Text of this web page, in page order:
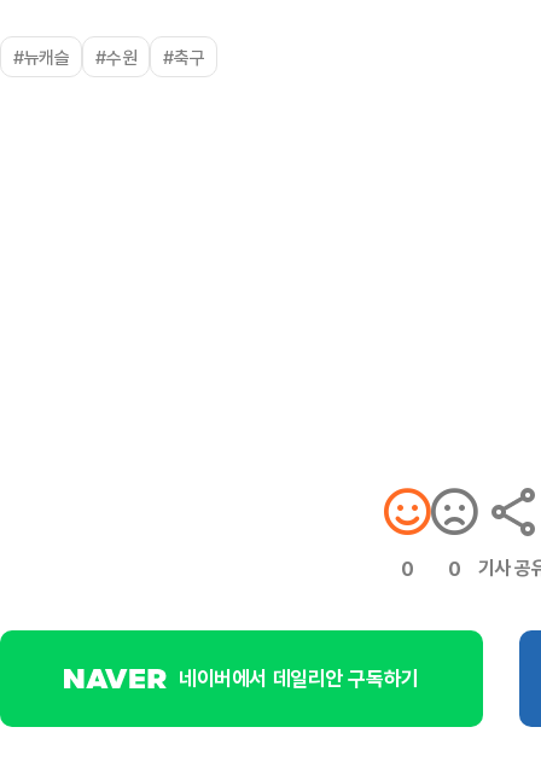
#뉴캐슬 #수원 #축구
0 0 기사 공
네이버에서 데일리안 구독하기